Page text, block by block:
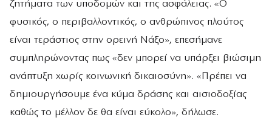
ζητήματα των υποδομών και της ασφάλειας. «Ο
φυσικός, ο περιβαλλοντικός, ο ανθρώπινος πλούτος
είναι τεράστιος στην ορεινή Νάξο», επεσήμανε
συμπληρώνοντας πως «δεν μπορεί να υπάρξει βιώσιμη
ανάπτυξη χωρίς κοινωνική δικαιοσύνη». «Πρέπει να
δημιουργήσουμε ένα κύμα δράσης και αισιοδοξίας
καθώς το μέλλον δε θα είναι εύκολο», δήλωσε.